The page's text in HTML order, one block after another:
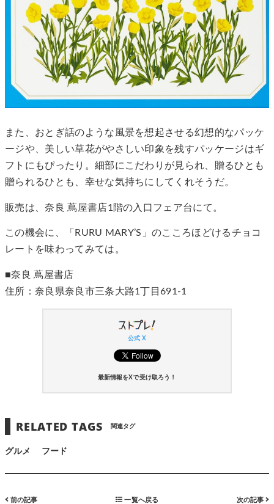
また、おとぎ話のような風景を想起させる幻想的なパッケ
ージや、美しい草花がやさしい印象を残すパッケージはギ
フトにもぴったり。細部にこだわりが見られ、贈るひとも
贈られるひとも、幸せな気持ちにしてくれそうだ。
販売は、奈良 蔦屋書店1階の入口フェア台にて。
この機会に、「RURU MARY’S」のこころほどけるチョコ
レートを味わってみては。
■奈良 蔦屋書店
住所：奈良県奈良市三条大路1丁目691-1
公式 X
最新情報をXで受け取ろう！
RELATED TAGS 関連タグ
グルメ フード
前の記事 一覧へ戻る 次の記事